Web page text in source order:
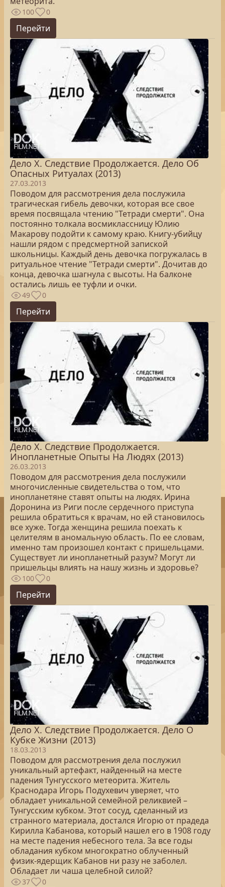
100 0
Перейти
Дело Х. Следствие Продолжается. Дело Об
Опасных Ритуалах (2013)
27.03.2013
Поводом для рассмотрения дела послужила
трагическая гибель девочки, которая все свое
время посвящала чтению "Тетради смерти". Она
постоянно толкала восмиклассницу Юлию
Макарову подойти к самому краю. Книгу-убийцу
нашли рядом с предсмертной запиской
школьницы. Каждый день девочка погружалась в
ритуальное чтение "Тетради смерти". Дочитав до
конца, девочка шагнула с высоты. На балконе
остались лишь ее туфли и очки.
49 0
Перейти
Дело Х. Следствие Продолжается.
Инопланетные Опыты На Людях (2013)
26.03.2013
Поводом для рассмотрения дела послужили
многочисленные свидетельства о том, что
инопланетяне ставят опыты на людях. Ирина
Доронина из Риги после сердечного приступа
решила обратиться к врачам, но ей становилось
все хуже. Тогда женщина решила поехать к
целителям в аномальную область. По ее словам,
именно там произошел контакт с пришельцами.
Существует ли инопланетный разум? Могут ли
пришельцы влиять на нашу жизнь и здоровье?
100 0
Перейти
Дело Х. Следствие Продолжается. Дело О
Кубке Жизни (2013)
18.03.2013
Поводом для рассмотрения дела послужил
уникальный артефакт, найденный на месте
падения Тунгусского метеорита. Житель
Краснодара Игорь Подухевич уверяет, что
обладает уникальной семейной реликвией –
Тунгусским кубком. Этот сосуд, сделанный из
странного материала, достался Игорю от прадеда
Кирилла Кабанова, который нашел его в 1908 году
на месте падения небесного тела. За все годы
обладания кубком многократно облученный
физик-ядерщик Кабанов ни разу не заболел.
Обладает ли чаша целебной силой?
37 0